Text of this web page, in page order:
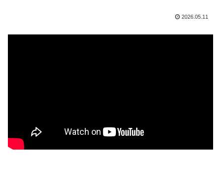
2026.05.11